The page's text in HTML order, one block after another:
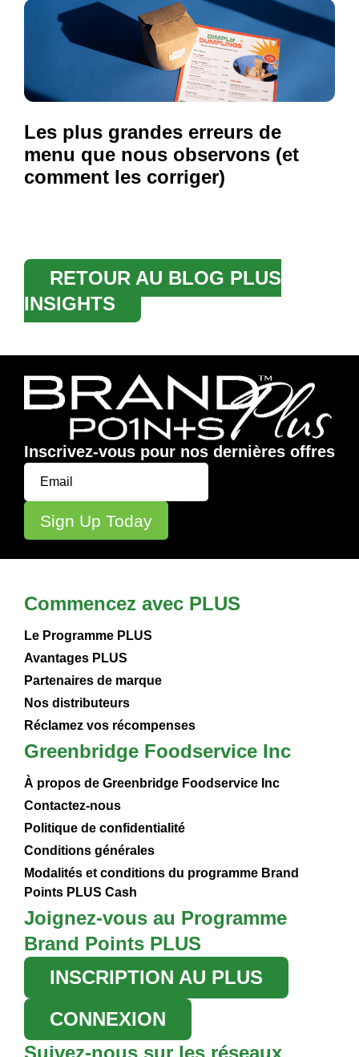
Les plus grandes erreurs de
menu que nous observons (et
comment les corriger)
RETOUR AU BLOG PLUS
INSIGHTS
Inscrivez-vous pour nos dernières offres
Commencez avec PLUS
Le Programme PLUS
Avantages PLUS
Partenaires de marque
Nos distributeurs
Réclamez vos récompenses
Greenbridge Foodservice Inc
À propos de Greenbridge Foodservice Inc
Contactez-nous
Politique de confidentialité
Conditions générales
Modalités et conditions du programme Brand
Points PLUS Cash
Joignez-vous au Programme
Brand Points PLUS
INSCRIPTION AU PLUS
CONNEXION